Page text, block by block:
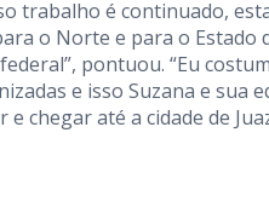
trabalho é continuado,
o Norte e para o
pontuou. “Eu
e isso Suzana e
chegar até a cidade de